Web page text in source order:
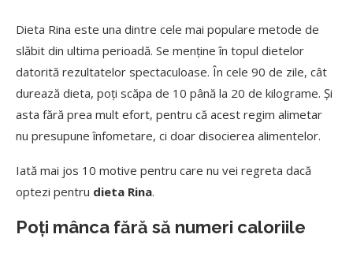
Dieta Rina este una dintre cele mai populare metode de
slăbit din ultima perioadă. Se menține în topul dietelor
datorită rezultatelor spectaculoase. În cele 90 de zile, cât
durează dieta, poți scăpa de 10 până la 20 de kilograme. Și
asta fără prea mult efort, pentru că acest regim alimetar
nu presupune înfometare, ci doar disocierea alimentelor.
Iată mai jos 10 motive pentru care nu vei regreta dacă
optezi pentru dieta Rina.
Poți mânca fără să numeri caloriile